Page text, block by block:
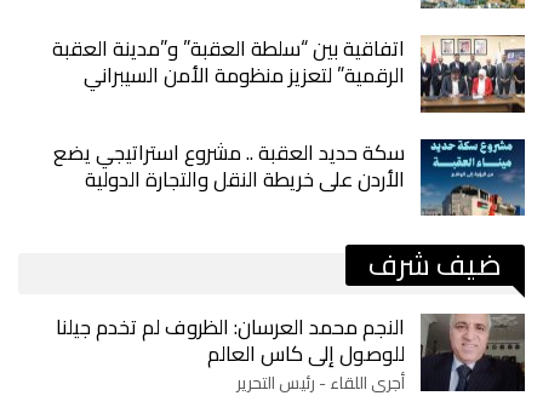
اتفاقية بين “سلطة العقبة” و”مدينة العقبة
الرقمية” لتعزيز منظومة الأمن السيبراني
سكة حديد العقبة .. مشروع استراتيجي يضع
الأردن على خريطة النقل والتجارة الدولية
ضيف شرف
النجم محمد العرسان: الظروف لم تخدم جيلنا
للوصول إلى كاس العالم
أجرى اللقاء - رئيس التحرير